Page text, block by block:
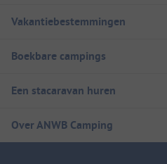
Vakantiebestemmingen
Boekbare campings
Een stacaravan huren
Over ANWB Camping